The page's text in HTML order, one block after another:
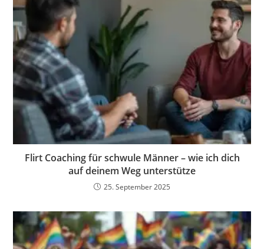
Flirt Coaching für schwule Männer – wie ich dich
auf deinem Weg unterstütze
25. September 2025